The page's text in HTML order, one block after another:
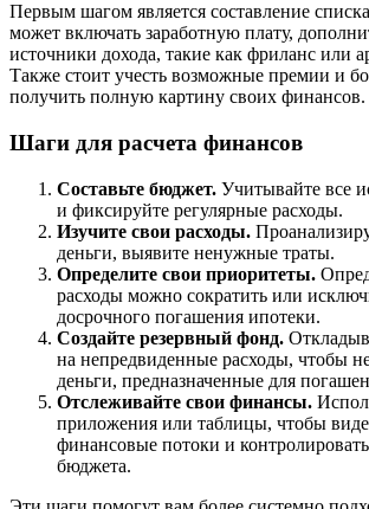
Первым шагом является составление
может включать заработную плату,
источники дохода, такие как фриланс или
Также стоит учесть возможные премии и
получить полную картину своих финансов.
Шаги для расчета финансов
Составьте бюджет. Учитывайте все
и фиксируйте регулярные расходы.
Изучите свои расходы.
деньги, выявите ненужные траты.
Определите свои приоритеты.
расходы можно сократить или
досрочного погашения ипотеки.
Создайте резервный фонд.
на непредвиденные расходы, чтобы
деньги, предназначенные для
Отслеживайте свои финансы.
приложения или таблицы, чтобы
финансовые потоки и
бюджета.